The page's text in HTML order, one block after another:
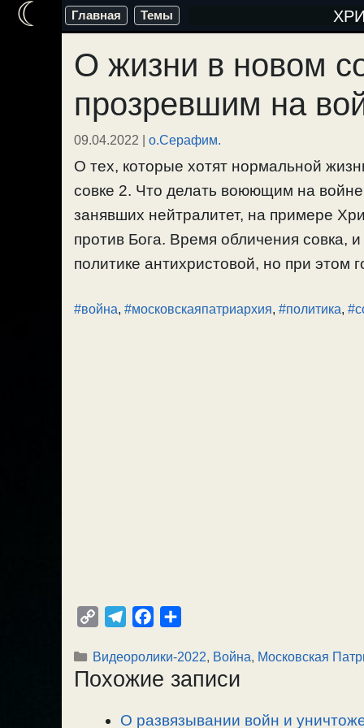
Перейти
содержимому
Главная Темы
О жизни в новом
прозревшим на
09.04.2022 | о.Серафим.
О тех, которые хотят нормальной
совке 2. Что делать воюющим на
занявших нейтралитет, на примере
против Бога. Время обличения совка,
политике антихристовой, но при этом
#война, #московскаяпатриархия, #политика,
p
y
l
e
r
c
e
o
п
р
в
Рубрики
Видеоролики-2022, Война, Московская
Похожие записи
О развязывании войн и
☾